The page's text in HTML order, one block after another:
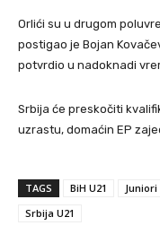
Orlići su u drugom
postigao je Bojan
potvrdio u nadoknadi
Srbija će preskočiti
uzrastu, domaćin EP
TAGS BiH U21 Juniori
Srbija U21